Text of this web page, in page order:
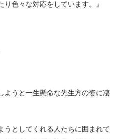
色々な対応をしています。』
ようと一生懸命な先生方の姿に凄
うとしてくれる人たちに囲まれて